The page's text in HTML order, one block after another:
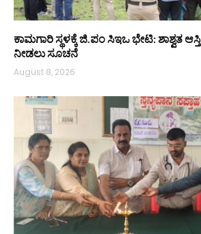
ಕಾಮಗಾರಿ ಸ್ಥಳಕ್ಕೆ ಜಿ.ಪಂ ಸಿಇಒ ಭೇಟಿ: ಶಾಶ್ವತ
ನೀಡಲು ಸೂಚನೆ
August 8, 2026